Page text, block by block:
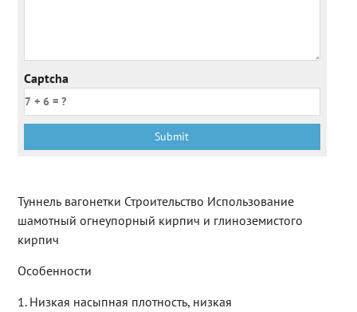
Captcha
Туннель вагонетки Строительство Использование
шамотный огнеупорный кирпич и глиноземистого
кирпич
Особенности
1. Низкая насыпная плотность, низкая